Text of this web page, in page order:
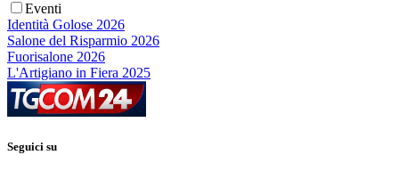
Eventi
Identità Golose 2026
Salone del Risparmio 2026
Fuorisalone 2026
L'Artigiano in Fiera 2025
Seguici su